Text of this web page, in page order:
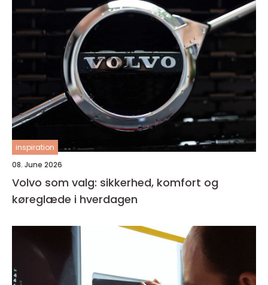
inspiration
08. June 2026
Volvo som valg: sikkerhed, komfort og
køreglæde i hverdagen